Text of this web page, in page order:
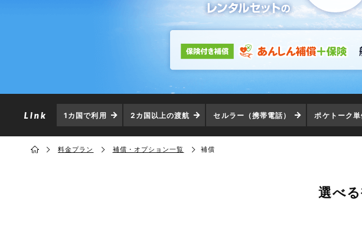
1カ国で利用 2カ国以上の渡航 セルラー（携帯電話） ポケトーク
料金プラン 補償・オプション一覧 補償
選べ